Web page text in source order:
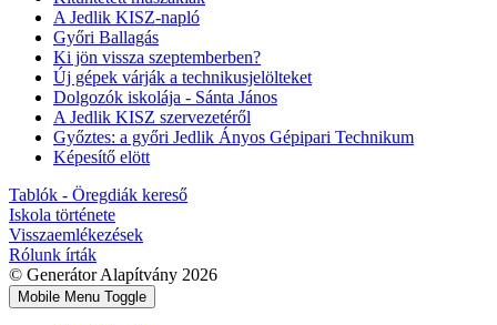
A Jedlik KISZ-napló
Győri Ballagás
Ki jön vissza szeptemberben?
Új gépek várják a technikusjelölteket
Dolgozók iskolája - Sánta János
A Jedlik KISZ szervezetéről
Győztes: a győri Jedlik Ányos Gépipari Technikum
Képesítő elött
Tablók - Öregdiák kereső
Iskola története
Visszaemlékezések
Rólunk írták
© Generátor Alapítvány 2026
Mobile Menu Toggle